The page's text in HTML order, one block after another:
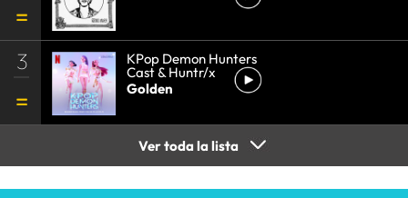
3 KPop Demon Hunters
Cast & Huntr/x
Golden
Ver toda la lista